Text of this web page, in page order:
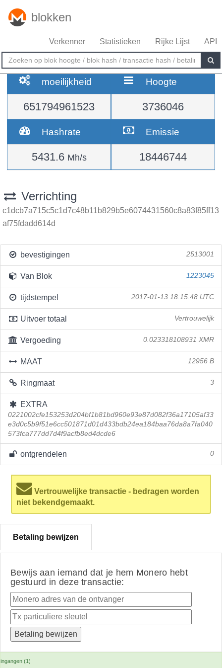
blokken
Verkenner Statistieken Rijke Lijst API
moeilijkheid
651794961523
Hoogte
3736046
Hashrate
5431.6 Mh/s
Emissie
18446744
Verrichting
c1dcb7a715c5c1d7c48b11b829b5e6074431560c8a83f85ff13
af75fdadd614d
bevestigingen 2513001
Van Blok 1223045
tijdstempel 2017-01-13 18:15:48 UTC
Uitvoer totaal Vertrouwelijk
Vergoeding 0.023318108931 XMR
MAAT 12956 B
Ringmaat 3
EXTRA
0221002cfe153253d204bf1b81bd960e93e87d082f36a17105af33
e3d0c5b9f51e6cc501871d01d433bdb24ea184baa76da8a7fa040
573fca777dd7d4f9acfb8ed4dcde6
ontgrendelen 0
Vertrouwelijke transactie - bedragen worden
niet bekendgemaakt.
Betaling bewijzen
Bewijs aan iemand dat je hem Monero hebt
gestuurd in deze transactie:
ingangen (1)